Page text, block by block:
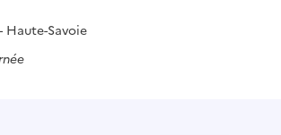
Haute-Savoie